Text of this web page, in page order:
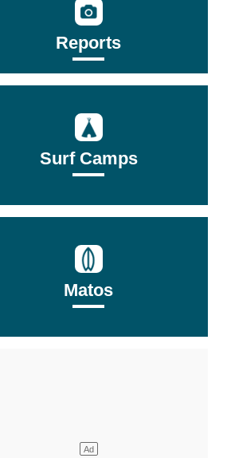
Reports
Surf Camps
Matos